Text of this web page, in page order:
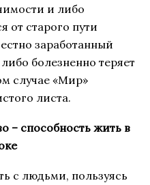
и либо
от старого пути
заработанный
болезненно теряет
случае «Мир»
листа.
– способность жить в
с людьми, пользуясь